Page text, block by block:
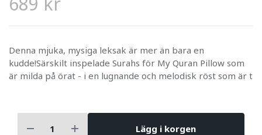
Denna mjuka, mysiga leksak är mer än bara en
kudde!Särskilt inspelade Surahs för My Quran Pillow som
är milda på örat - i en lugnande och melodisk röst som är t
Lägg i korgen